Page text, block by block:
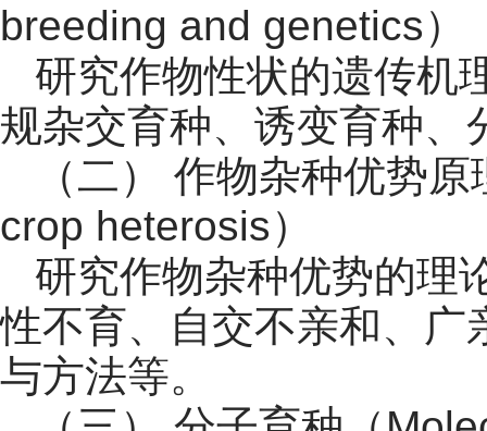
breeding and genetics）
研究作物性状的遗传机
规杂交育种、诱变育种、
（二） 作物杂种优势
crop heterosis）
研究作物杂种优势的理
性不育、自交不亲和、广
与方法等。